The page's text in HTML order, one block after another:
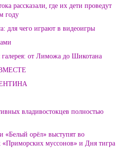
рассказали, где их дети проведут
году
для чего играют в видеоигры
от Лиможа до Шикотана
владивостокцев полностью
орёл» выступят во
«Приморских муссонов» и Дня тигра